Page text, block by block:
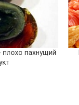
плохо пахнущий